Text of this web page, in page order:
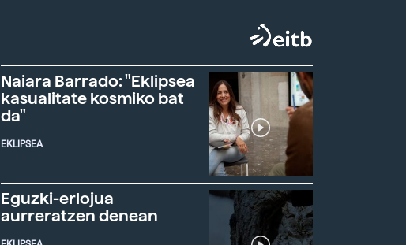
Naiara Barrado: "Eklipsea
kasualitate kosmiko bat
da"
EKLIPSEA
Eguzki-erlojua
aurreratzen denean